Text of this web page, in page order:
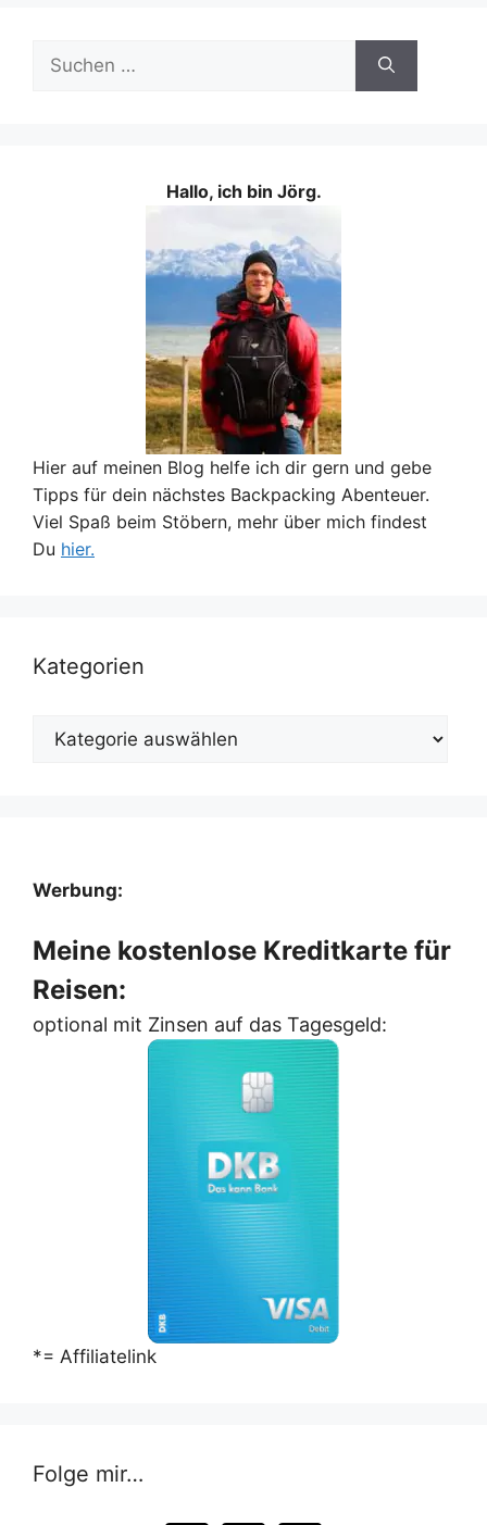
nach:
Hallo, ich bin Jörg.
Hier auf meinen Blog helfe ich dir gern und gebe
Tipps für dein nächstes Backpacking Abenteuer.
Viel Spaß beim Stöbern, mehr über mich findest
Du hier.
Kategorien
Kategorien
Werbung:
Meine kostenlose Kreditkarte für
Reisen:
optional mit Zinsen auf das Tagesgeld:
*= Affiliatelink
Folge mir…